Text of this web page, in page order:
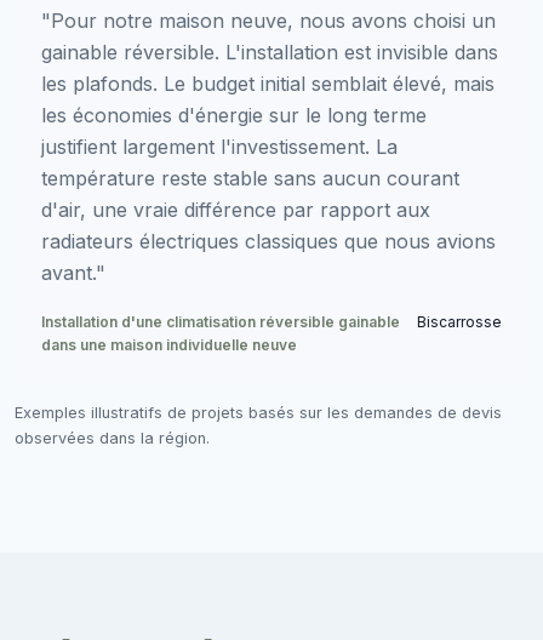
"Pour notre maison neuve, nous avons choisi un
gainable réversible. L'installation est invisible dans
les plafonds. Le budget initial semblait élevé, mais
les économies d'énergie sur le long terme
justifient largement l'investissement. La
température reste stable sans aucun courant
d'air, une vraie différence par rapport aux
radiateurs électriques classiques que nous avions
avant."
Installation d'une climatisation réversible gainable
dans une maison individuelle neuve
Biscarrosse
Exemples illustratifs de projets basés sur les demandes de devis
observées dans la région.